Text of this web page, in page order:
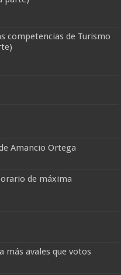
competencias de Turismo
Amancio Ortega
de máxima
más avales que votos